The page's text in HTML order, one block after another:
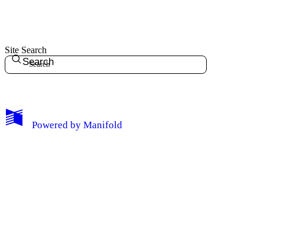
My Notes + Comments
Site Search
Search
Powered by Manifold